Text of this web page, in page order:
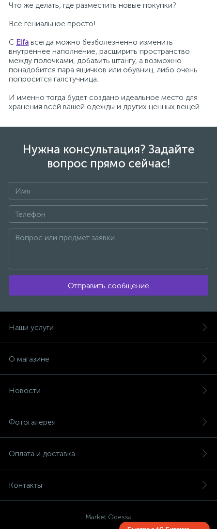
Что же делать, где разместить новые покупки?
Всё гениальное просто!
С Elfa всегда можно безболезненно изменить
внутреннее наполнение, расширить пространство
между полочками, добавить штангу, а возможно
понадобится пара ящичков или обувниц, либо очень
попросится галстучница.
И именно тогда будет создано идеальное место для
хранения всей вашей одежды и других ценных вещей.
Нужна консультация? Задайте
вопрос прямо сейчас!
Отправить сообщение
Наши услуги
О магазине
Новости
Фотогалерея
Оплата и доставка
Контакты
Market Odessa